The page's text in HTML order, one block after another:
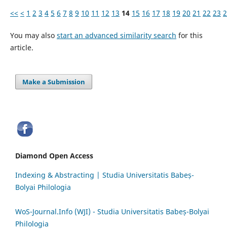
<< < 1 2 3 4 5 6 7 8 9 10 11 12 13 14 15 16 17 18 19 20 21 22 23
You may also start an advanced similarity search for this
article.
Make a Submission
Diamond Open Access
Indexing & Abstracting | Studia Universitatis Babeș-
Bolyai Philologia
WoS-Journal.Info (WJI) - Studia Universitatis Babeș-Bolyai
Philologia